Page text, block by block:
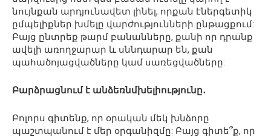
նույնքան արդյունավետ լինել, որքան էներգետիկ
ըմպելիքներ խմելը վարժությունների ընթացքում:
Բայց ընտրեք թարմ բանանները, քանի որ դրանք
ավելի առողջարար և սննդարար են, քան
պահածոյացվածները կամ սառեցվածները:
Բարձրացնում է անձեռնմխելիությունը․
Բոլորս գիտենք, որ օրական մեկ խնձորը
պաշտպանում է մեր օրգանիզմը: Բայց գիտե՞ք, որ